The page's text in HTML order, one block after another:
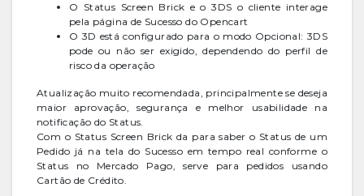
O Status Screen Brick e o 3DS o cliente interage
pela página de Sucesso do Opencart
O 3D está configurado para o modo Opcional: 3DS
pode ou não ser exigido, dependendo do perfil de
risco da operação
Atualização muito recomendada, principalmente se deseja
maior aprovação, segurança e melhor usabilidade na
notificação do Status.
Com o Status Screen Brick da para saber o Status de um
Pedido já na tela do Sucesso em tempo real conforme o
Status no Mercado Pago, serve para pedidos usando
Cartão de Crédito.